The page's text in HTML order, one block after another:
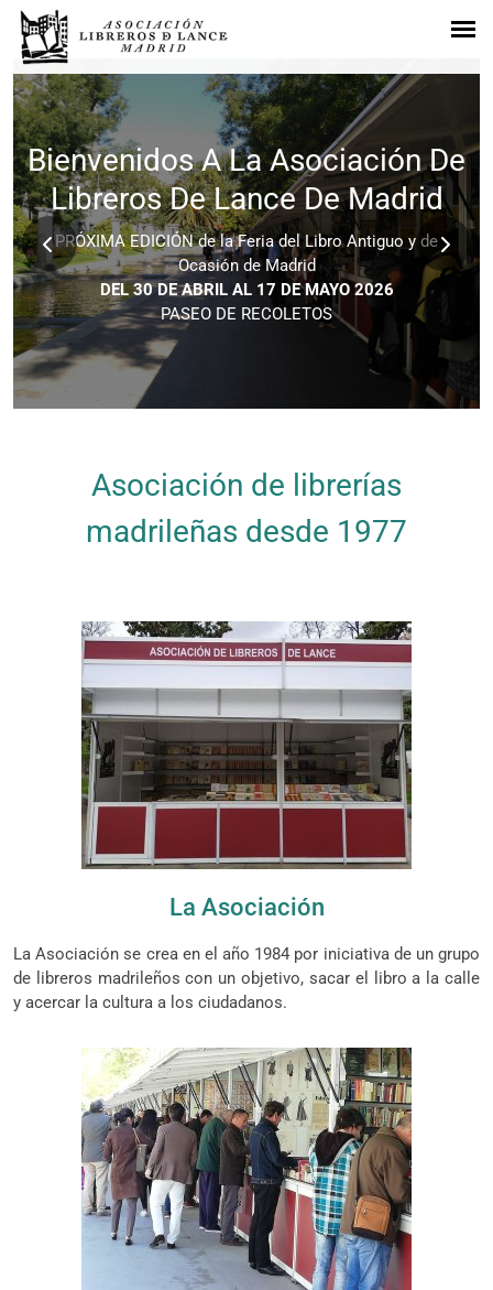
Bienvenidos A La Asociación De
Libreros De Lance De Madrid
PRÓXIMA EDICIÓN de la Feria del Libro Antiguo y de
Ocasión de Madrid
DEL 30 DE ABRIL AL 17 DE MAYO 2026
PASEO DE RECOLETOS
Asociación de librerías
madrileñas desde 1977
La Asociación
La Asociación se crea en el año 1984 por iniciativa de un grupo
de libreros madrileños con un objetivo, sacar el libro a la calle
y acercar la cultura a los ciudadanos.